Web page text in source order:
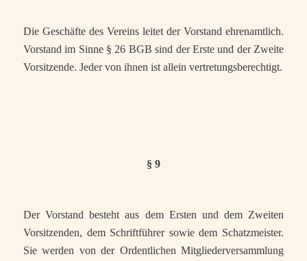
Die Geschäfte des Vereins leitet der Vorstand ehrenamtlich.
Vorstand im Sinne § 26 BGB sind der Erste und der Zweite
Vorsitzende. Jeder von ihnen ist allein vertretungsberechtigt.
§ 9
Der Vorstand besteht aus dem Ersten und dem Zweiten
Vorsitzenden, dem Schriftführer sowie dem Schatzmeister.
Sie werden von der Ordentlichen Mitgliederversammlung